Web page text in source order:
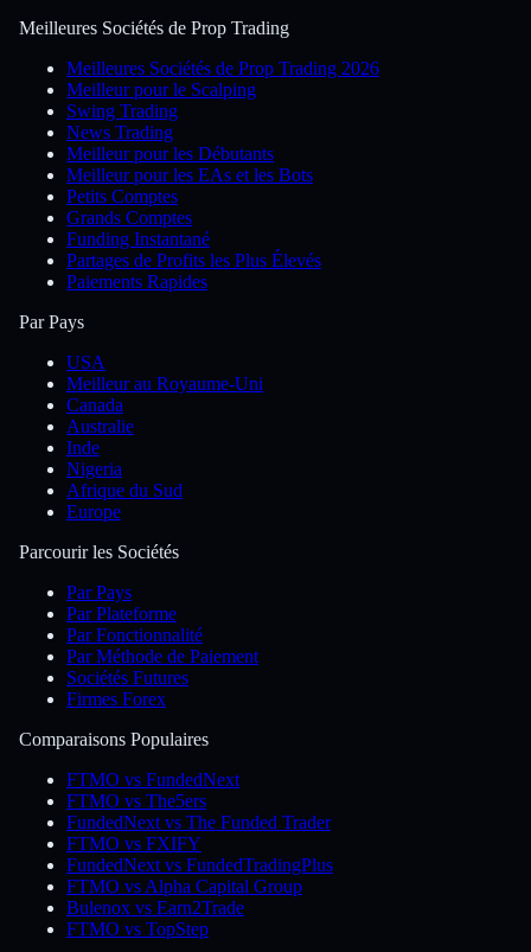
Meilleures Sociétés de Prop Trading
Meilleures Sociétés de Prop Trading 2026
Meilleur pour le Scalping
Swing Trading
News Trading
Meilleur pour les Débutants
Meilleur pour les EAs et les Bots
Petits Comptes
Grands Comptes
Funding Instantané
Partages de Profits les Plus Élevés
Paiements Rapides
Par Pays
USA
Meilleur au Royaume-Uni
Canada
Australie
Inde
Nigeria
Afrique du Sud
Europe
Parcourir les Sociétés
Par Pays
Par Plateforme
Par Fonctionnalité
Par Méthode de Paiement
Sociétés Futures
Firmes Forex
Comparaisons Populaires
FTMO vs FundedNext
FTMO vs The5ers
FundedNext vs The Funded Trader
FTMO vs FXIFY
FundedNext vs FundedTradingPlus
FTMO vs Alpha Capital Group
Bulenox vs Earn2Trade
FTMO vs TopStep